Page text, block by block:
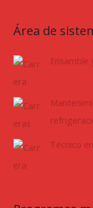
Área de
Técnico